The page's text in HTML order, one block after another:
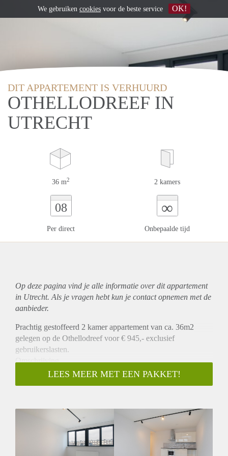
DIT APPARTEMENT IS VERHUURD
OTHELLODREEF IN
UTRECHT
36 m2 2 kamers
08
Per direct
∞
Onbepaalde tijd
Op deze pagina vind je alle informatie over ditappartement
in Utrecht. Als je vragen hebt kun je contact opnemen met de
aanbieder.
Prachtig gestoffeerd 2 kamer appartement van ca. 36m2
gelegen op de Othellodreef voor € 945,- exclusief
gebruikerslasten.
Omschrijving
Er worden 8 prachtige appartement gerealiseerd op de
Othellodreef. Dit appartement heeft een slaapkamer, een
laminaatvloeren, raambekleding, moderne verlichting en strak
afgewerkte badkamer. Tevens is er een algemene fietsen
berging beschikbaar exclusief voor de bewoners van dit
complex. De appartementen zijn voorzien van zonnepanelen
LEES MEER MET EEN PAKKET!
We gebruiken cookies voor de beste service OK!